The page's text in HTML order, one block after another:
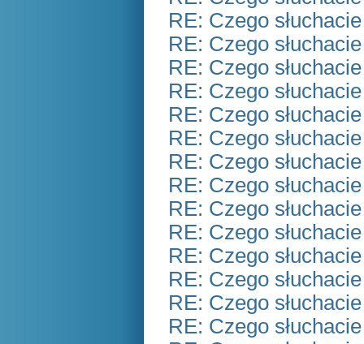
RE: Czego
RE: Czego
RE: Czego
RE: Czego
RE: Czego
RE: Czego
RE: Czego
RE: Czego
RE: Czego
RE: Czego
RE: Czego
RE: Czego
RE: Czego
RE: Czego